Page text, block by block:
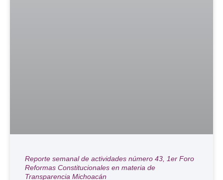
Reporte semanal de actividades número 43, 1er Foro
Reformas Constitucionales en materia de
Transparencia Michoacán